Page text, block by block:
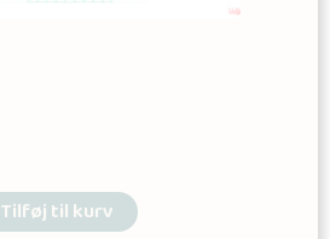
Tilføj til kurv